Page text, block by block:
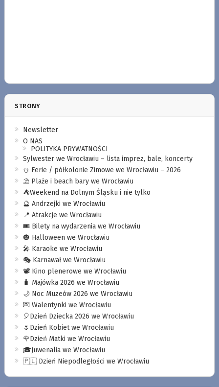
STRONY
Newsletter
O NAS
POLITYKA PRYWATNOŚCI
Sylwester we Wrocławiu – lista imprez, bale, koncerty
⛄️ Ferie / półkolonie Zimowe we Wrocławiu – 2026
⛱️ Plaże i beach bary we Wrocławiu
⛺️Weekend na Dolnym Śląsku i nie tylko
🔮 Andrzejki we Wrocławiu
📍 Atrakcje we Wrocławiu
🎟️ Bilety na wydarzenia we Wrocławiu
🎃 Halloween we Wrocławiu
🎤 Karaoke we Wrocławiu
🎭 Karnawał we Wrocławiu
📽️ Kino plenerowe we Wrocławiu
🧳 Majówka 2026 we Wrocławiu
🌙 Noc Muzeów 2026 we Wrocławiu
💌 Walentynki we Wrocławiu
🎈Dzień Dziecka 2026 we Wrocławiu
🌷Dzień Kobiet we Wrocławiu
🌹Dzień Matki we Wrocławiu
🎓Juwenalia we Wrocławiu
🇵🇱 Dzień Niepodległości we Wrocławiu